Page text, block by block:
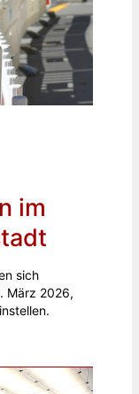
im
sich
März 2026,